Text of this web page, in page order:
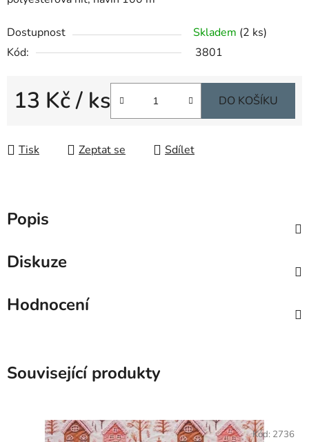
Dostupnost Skladem (2 ks)
Kód:
3801
13 Kč/ ks DO KOŠÍKU
Tisk Zeptat se Sdílet
Popis
Diskuze
Hodnocení
Související produkty
Kód: 2736